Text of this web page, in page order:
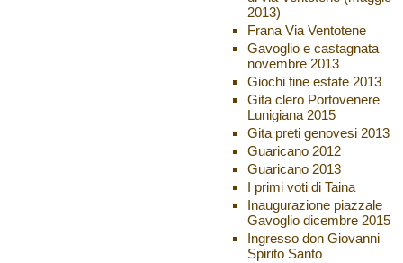
2013)
Frana Via Ventotene
Gavoglio e castagnata
novembre 2013
Giochi fine estate 2013
Gita clero Portovenere
Lunigiana 2015
Gita preti genovesi 2013
Guaricano 2012
Guaricano 2013
I primi voti di Taina
Inaugurazione piazzale
Gavoglio dicembre 2015
Ingresso don Giovanni
Spirito Santo